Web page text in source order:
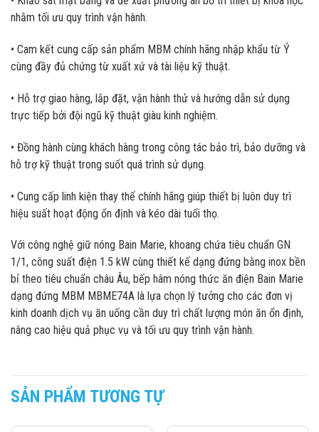
nhằm tối ưu quy trình vận hành.
• Cam kết cung cấp sản phẩm MBM chính hãng nhập khẩu từ Ý
cùng đầy đủ chứng từ xuất xứ và tài liệu kỹ thuật.
• Hỗ trợ giao hàng, lắp đặt, vận hành thử và hướng dẫn sử dụng
trực tiếp bởi đội ngũ kỹ thuật giàu kinh nghiệm.
• Đồng hành cùng khách hàng trong công tác bảo trì, bảo dưỡng và
hỗ trợ kỹ thuật trong suốt quá trình sử dụng.
• Cung cấp linh kiện thay thế chính hãng giúp thiết bị luôn duy trì
hiệu suất hoạt động ổn định và kéo dài tuổi thọ.
Với công nghệ giữ nóng Bain Marie, khoang chứa tiêu chuẩn GN
1/1, công suất điện 1.5 kW cùng thiết kế dạng đứng bằng inox bền
bỉ theo tiêu chuẩn châu Âu, bếp hâm nóng thức ăn điện Bain Marie
dạng đứng MBM MBME74A là lựa chọn lý tưởng cho các đơn vị
kinh doanh dịch vụ ăn uống cần duy trì chất lượng món ăn ổn định,
nâng cao hiệu quả phục vụ và tối ưu quy trình vận hành.
SẢN PHẨM TƯƠNG TỰ